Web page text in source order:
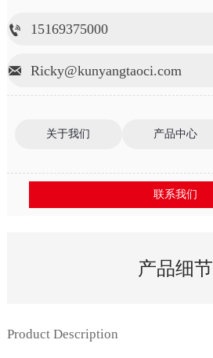
 15169375000
 Ricky@kunyangtaoci.com
关于我们 产品中心
联系我们
产品细节
Product Description